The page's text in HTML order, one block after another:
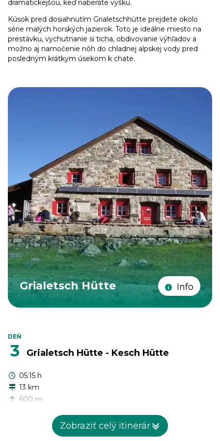
dramatickejšou, keď naberáte výšku.
Kúsok pred dosiahnutím Grialetschhütte prejdete okolo
série malých horských jazierok. Toto je ideálne miesto na
prestávku, vychutnanie si ticha, obdivovanie výhľadov a
možno aj namočenie nôh do chladnej alpskej vody pred
posledným krátkym úsekom k chate.
Grialetsch Hütte Info
DEŇ
3 Grialetsch Hütte - Kesch Hütte
05:15 h
13 km
600 m
Dnešná trasa vás zavedie cez priesmyk Scaletta, po časti
Zobraziť celý itinerár